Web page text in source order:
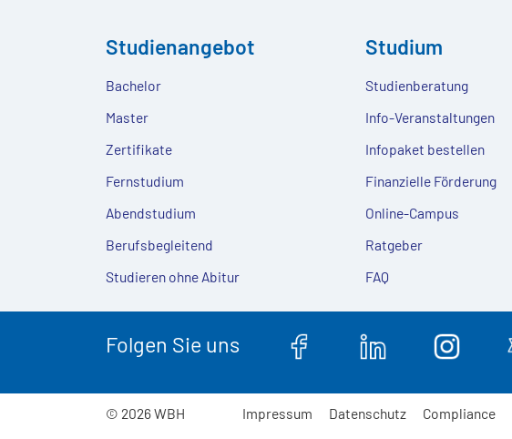
Studienangebot
Bachelor
Master
Zertifikate
Fernstudium
Abendstudium
Berufsbegleitend
Studieren ohne Abitur
Studium
Studienberatung
Info-Veranstaltungen
Infopaket bestellen
Finanzielle Förderung
Online-Campus
Ratgeber
FAQ
Folgen Sie uns
© 2026 WBH Impressum Datenschutz Compliance